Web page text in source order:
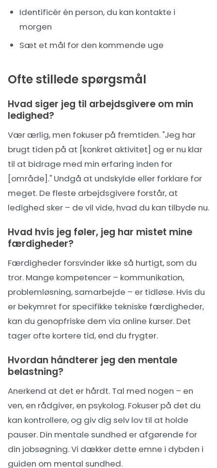
Identificér én person, du kan kontakte i
morgen
Sæt et mål for den kommende uge
Ofte stillede spørgsmål
Hvad siger jeg til arbejdsgivere om min
ledighed?
Vær ærlig, men fokuser på fremtiden. "Jeg har
brugt tiden på at [konkret aktivitet] og er nu klar
til at bidrage med min erfaring inden for
[område]." Undgå at undskylde eller forklare for
meget. De fleste arbejdsgivere forstår, at
ledighed sker – de vil vide, hvad du kan tilbyde nu.
Hvad hvis jeg føler, jeg har mistet mine
færdigheder?
Færdigheder forsvinder ikke så hurtigt, som du
tror. Mange kompetencer – kommunikation,
problemløsning, samarbejde – er tidløse. Hvis du
er bekymret for specifikke tekniske færdigheder,
kan du genopfriske dem via online kurser. Det
tager ofte kortere tid, end du frygter.
Hvordan håndterer jeg den mentale
belastning?
Anerkend at det er hårdt. Tal med nogen – en
ven, en rådgiver, en psykolog. Fokuser på det du
kan kontrollere, og giv dig selv lov til at holde
pauser. Din mentale sundhed er afgørende for
din jobsøgning. Vi dækker dette emne i dybden i
guiden om mental sundhed.